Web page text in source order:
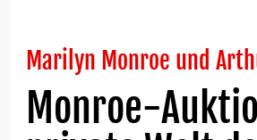
Marilyn Monroe und
Monroe-